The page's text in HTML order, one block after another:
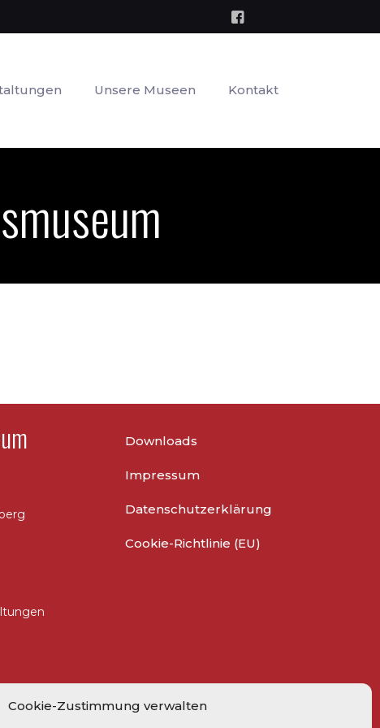
Cookie-Zustimmung verwalten
Unsere Museen Kontakt
Downloads
Impressum
Datenschutzerklärung
Cookie-Richtlinie (EU)